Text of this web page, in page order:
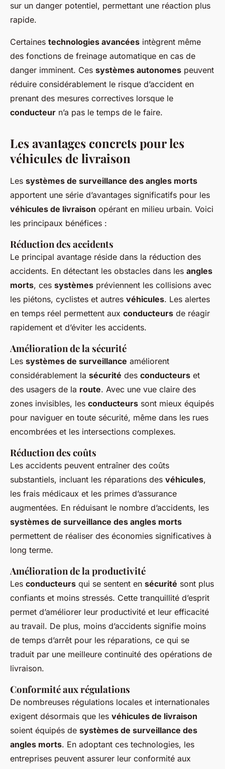
sur un danger potentiel, permettant une réaction plus
rapide.
Certaines technologies avancées intègrent même
des fonctions de freinage automatique en cas de
danger imminent. Ces systèmes autonomes peuvent
réduire considérablement le risque d’accident en
prenant des mesures correctives lorsque le
conducteur n’a pas le temps de le faire.
Les avantages concrets pour les
véhicules de livraison
Les systèmes de surveillance des angles morts
apportent une série d’avantages significatifs pour les
véhicules de livraison opérant en milieu urbain. Voici
les principaux bénéfices :
Réduction des accidents
Le principal avantage réside dans la réduction des
accidents. En détectant les obstacles dans les angles
morts, ces systèmes préviennent les collisions avec
les piétons, cyclistes et autres véhicules. Les alertes
en temps réel permettent aux conducteurs de réagir
rapidement et d’éviter les accidents.
Amélioration de la sécurité
Les systèmes de surveillance améliorent
considérablement la sécurité des conducteurs et
des usagers de la route. Avec une vue claire des
zones invisibles, les conducteurs sont mieux équipés
pour naviguer en toute sécurité, même dans les rues
encombrées et les intersections complexes.
Réduction des coûts
Les accidents peuvent entraîner des coûts
substantiels, incluant les réparations des véhicules,
les frais médicaux et les primes d’assurance
augmentées. En réduisant le nombre d’accidents, les
systèmes de surveillance des angles morts
permettent de réaliser des économies significatives à
long terme.
Amélioration de la productivité
Les conducteurs qui se sentent en sécurité sont plus
confiants et moins stressés. Cette tranquillité d’esprit
permet d’améliorer leur productivité et leur efficacité
au travail. De plus, moins d’accidents signifie moins
de temps d’arrêt pour les réparations, ce qui se
traduit par une meilleure continuité des opérations de
livraison.
Conformité aux régulations
De nombreuses régulations locales et internationales
exigent désormais que les véhicules de livraison
soient équipés de systèmes de surveillance des
angles morts. En adoptant ces technologies, les
entreprises peuvent assurer leur conformité aux